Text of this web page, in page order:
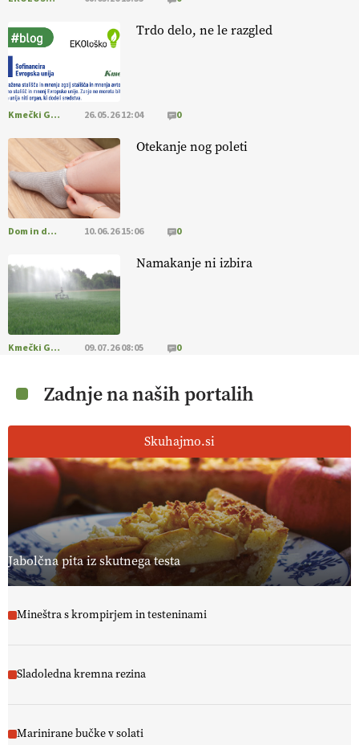
Trdo delo, ne le razgled
Kmečki Glas 26.05.26 12:04 0
Otekanje nog poleti
Dom in družina 10.06.26 15:06 0
Namakanje ni izbira
Kmečki Glas 09.07.26 08:05 0
Zadnje na naših portalih
Skuhajmo.si
Jabolčna pita iz skutnega testa
Mineštra s krompirjem in testeninami
Sladoledna kremna rezina
Marinirane bučke v solati